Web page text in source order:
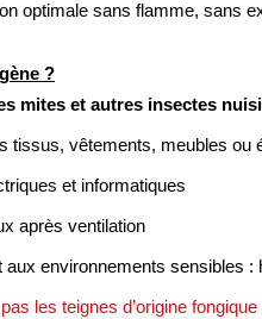
optimale sans flamme, sans
?
mites et autres insectes
tissus, vêtements, meubles ou
et informatiques
après ventilation
aux environnements sensibles
les teignes d’origine